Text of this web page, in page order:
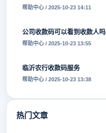
帮助中心 / 2025-10-23 14:11
公司收款码可以看到收款人吗
帮助中心 / 2025-10-23 13:55
临沂农行收款码服务
帮助中心 / 2025-10-23 13:38
热门文章